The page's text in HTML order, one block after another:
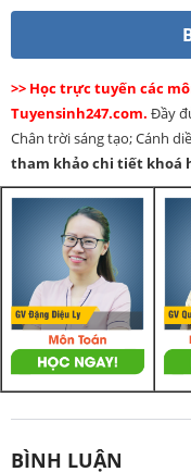
>> Học trực tuyến các
Tuyensinh247.com. Đầy
Chân trời sáng tạo; Cánh
tham khảo chi tiết khoá
BÌNH LUẬN